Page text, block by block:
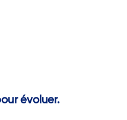
évoluer.